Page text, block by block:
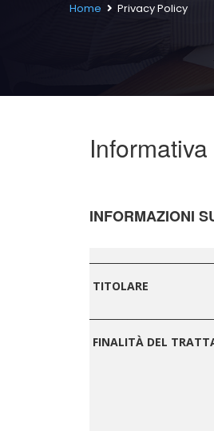
Home Privacy Policy
INFORMAZIONI
TITOLARE
FINALITÀ DEL